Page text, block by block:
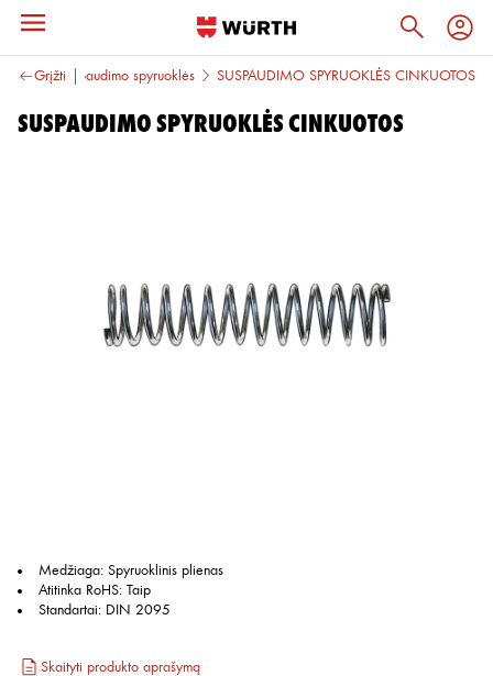
GrįžtiSuspaudimo spyruoklės SUSPAUDIMO SPYRUOKLĖS CINKUOTOS
SUSPAUDIMO SPYRUOKLĖS CINKUOTOS
Medžiaga: Spyruoklinis plienas
Atitinka RoHS: Taip
Standartai: DIN 2095
Skaityti produkto aprašymą